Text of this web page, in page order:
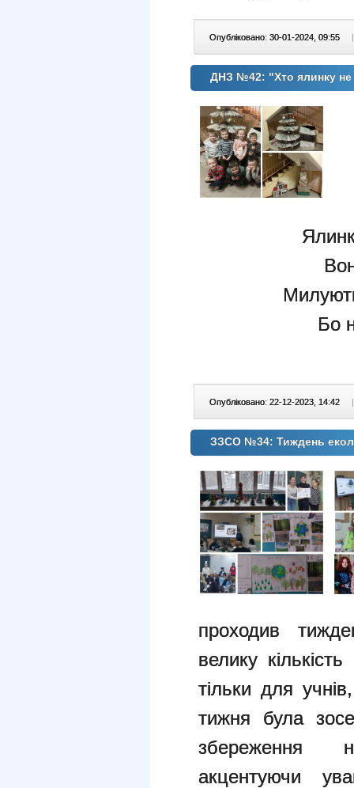
Опубліковано: 30-01-2024, 09:55 |
ДНЗ №42: "Хто ялинку не
Бо
Опубліковано: 22-12-2023, 14:42 |
ЗЗСО №34: Тиждень
проходив
велику
тільки для
тижня була
збереження
акцентуючи